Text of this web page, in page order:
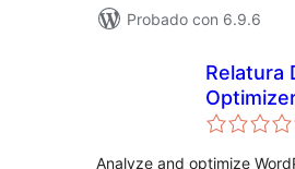
Probado con 6.9.6
Relatura
Analyze and optimize